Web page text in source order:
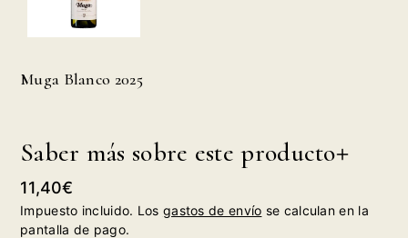
Muga Blanco 2025
Saber más sobre este producto
Precio
habitual
11,40€
Impuesto incluido. Los gastos de envío se calculan en la
pantalla de pago.